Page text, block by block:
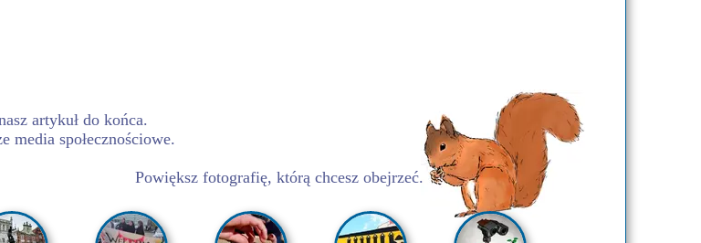
Powiększ fotografię, którą chcesz obejrzeć.
artykuł do końca.
media społecznościowe.